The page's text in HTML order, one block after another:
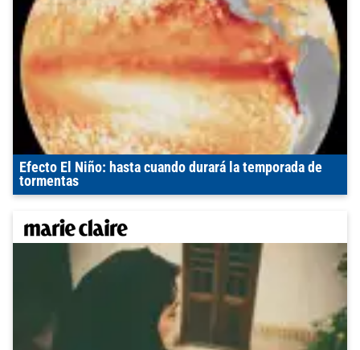
Efecto El Niño: hasta cuando durará la temporada de
tormentas